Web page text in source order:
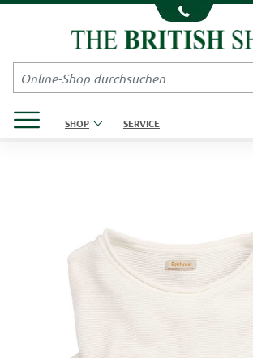
Kompletten Head der Seite überspringen
SHOP SERVICE